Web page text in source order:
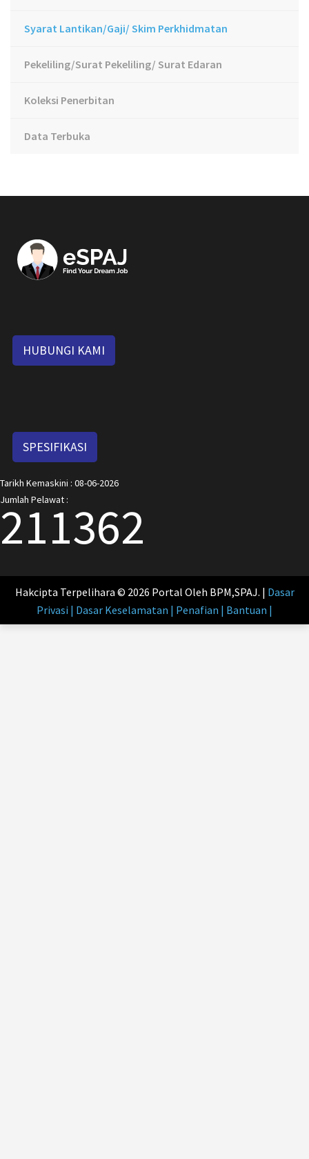
Syarat Lantikan/Gaji/ Skim Perkhidmatan
Pekeliling/Surat Pekeliling/ Surat Edaran
Koleksi Penerbitan
Data Terbuka
HUBUNGI KAMI
SPESIFIKASI
Tarikh Kemaskini : 08-06-2026
Jumlah Pelawat :
211362
Hakcipta Terpelihara © 2026 Portal Oleh BPM,SPAJ. | Dasar
Privasi | Dasar Keselamatan | Penafian | Bantuan |